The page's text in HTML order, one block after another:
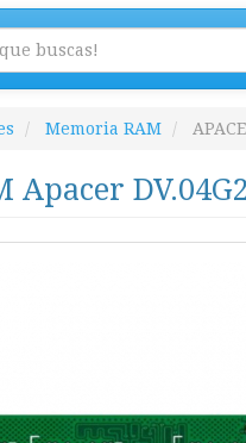
Memoria RAM
Apacer